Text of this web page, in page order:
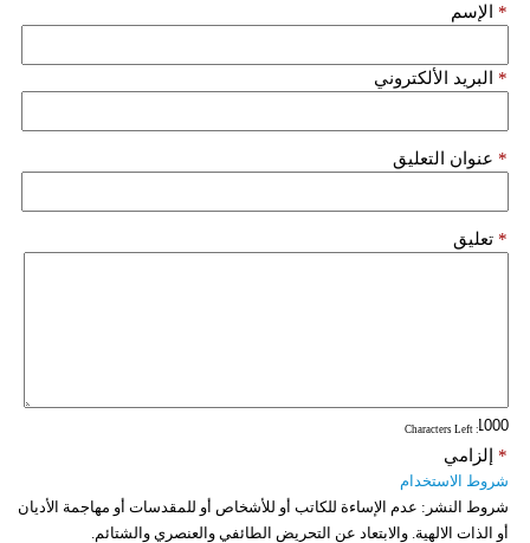
الإسم *
البريد الألكتروني *
عنوان التعليق *
تعليق *
: Characters Left
إلزامي *
شروط الاستخدام
شروط النشر: عدم الإساءة للكاتب أو للأشخاص أو للمقدسات أو مهاجمة الأديان
أو الذات الالهية. والابتعاد عن التحريض الطائفي والعنصري والشتائم.